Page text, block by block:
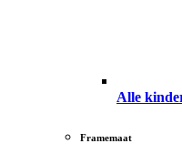
Alle
Framemaat